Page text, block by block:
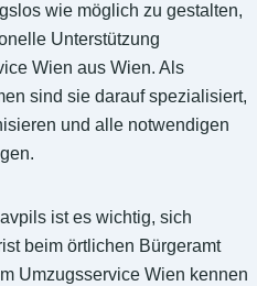
wie möglich zu gestalten,
Unterstützung
Wien aus Wien. Als
sind sie darauf spezialisiert,
und alle notwendigen
ist es wichtig, sich
beim örtlichen Bürgeramt
Umzugsservice Wien kennen